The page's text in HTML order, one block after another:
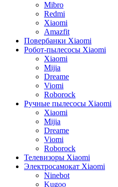
Mibro
Redmi
Xiaomi
Amazfit
Повербанки Xiaomi
Робот-пылесосы Xiaomi
Xiaomi
Mijia
Dreame
Viomi
Roborock
Ручные пылесосы Xiaomi
Xiaomi
Mijia
Dreame
Viomi
Roborock
Телевизоры Xiaomi
Электросамокат Xiaomi
Ninebot
Kugoo